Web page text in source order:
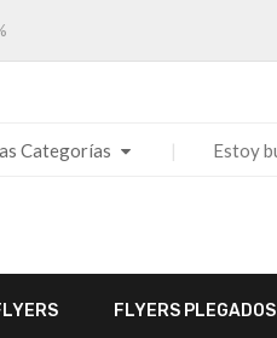
Categorías
FLYERS PLEGADOS